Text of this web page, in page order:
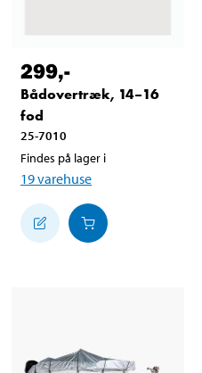
299,-
Bådovertræk, 14–16
fod
25-7010
Findes på lager i
19varehuse